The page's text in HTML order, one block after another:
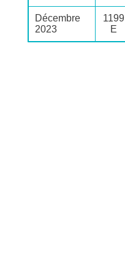
Décembre
2023
1199
E